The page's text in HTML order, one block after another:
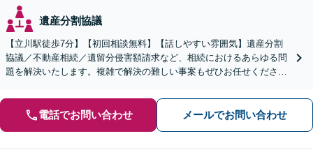
遺産分割協議
【立川駅徒歩7分】【初回相談無料】【話しやすい雰囲気】遺産分割
協議／不動産相続／遺留分侵害額請求など、相続におけるあらゆる問
題を解決いたします。複雑で解決の難しい事案もぜひお任せくださ
電話でお問い合わせ メールでお問い合わせ